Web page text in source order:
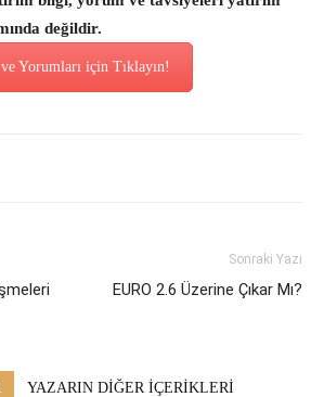
değildir.
Yorumları için Tıklayın!
Sonraki Yazı
EURO 2.6 Üzerine Çıkar Mı?
YAZARIN DİĞER İÇERİKLERİ